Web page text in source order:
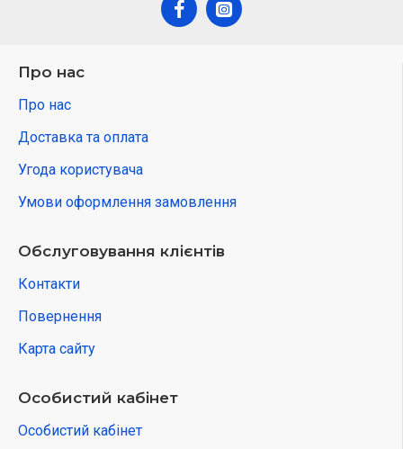
Про нас
Про нас
Доставка та оплата
Угода користувача
Умови оформлення замовлення
Обслуговування клієнтів
Контакти
Повернення
Карта сайту
Особистий кабінет
Особистий кабінет